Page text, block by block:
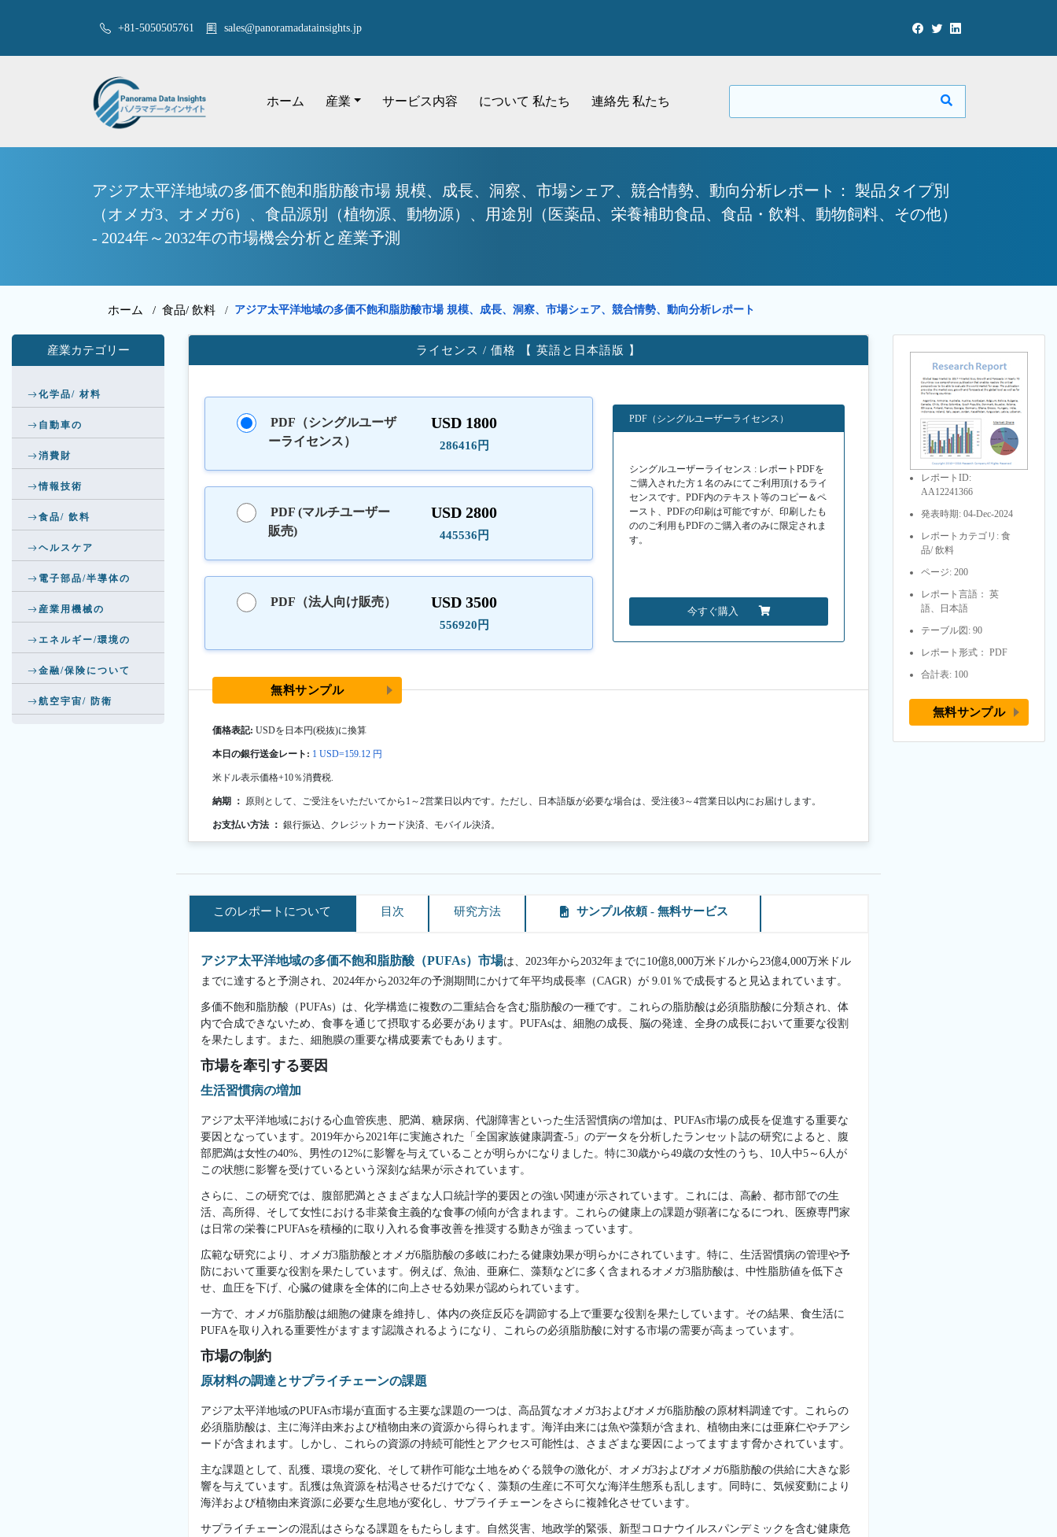
+81-5050505761 sales@panoramadatainsights.jp
ホーム 産業 サービス内容 について 私たち 連絡先 私たち
アジア太平洋地域の多価不飽和脂肪酸市場 規模、成長、洞察、市場シェア、競合情勢、動向分析レポート： 製品タイプ別
（オメガ3、オメガ6）、食品源別（植物源、動物源）、用途別（医薬品、栄養補助食品、食品・飲料、動物飼料、その他）
- 2024年～2032年の市場機会分析と産業予測
ホーム / 食品/ 飲料 / アジア太平洋地域の多価不飽和脂肪酸市場 規模、成長、洞察、市場シェア、競合情勢、動向分析レポート
産業カテゴリー
化学品/ 材料
自動車の
消費財
情報技術
食品/ 飲料
ヘルスケア
電子部品/半導体の
産業用機械の
エネルギー/環境の
金融/保険について
航空宇宙/ 防衛
ライセンス / 価格 【 英語と日本語版 】
PDF（シングルユーザ
ーライセンス）
USD 1800
286416円
PDF (マルチユーザー
販売)
USD 2800
445536円
PDF（法人向け販売） USD 3500
556920円
PDF（シングルユーザーライセンス）
シングルユーザーライセンス : レポートPDFを
ご購入された方１名のみにてご利用頂けるライ
センスです。PDF内のテキスト等のコピー＆ペ
ースト、PDFの印刷は可能ですが、印刷したも
ののご利用もPDFのご購入者のみに限定されま
す。
今すぐ購入
無料サンプル
価格表記: USDを日本円(税抜)に換算
本日の銀行送金レート: 1 USD=159.12 円
米ドル表示価格+10％消費税.
納期 ： 原則として、ご受注をいただいてから1～2営業日以内です。ただし、日本語版が必要な場合は、受注後3～4営業日以内にお届けします。
お支払い方法 ： 銀行振込、クレジットカード決済、モバイル決済。
このレポートについて 目次 研究方法 サンプル依頼 - 無料サービス
アジア太平洋地域の多価不飽和脂肪酸（PUFAs）市場は、2023年から2032年までに10億8,000万米ドルから23億4,000万米ドル
までに達すると予測され、2024年から2032年の予測期間にかけて年平均成長率（CAGR）が 9.01％で成長すると見込まれています。
多価不飽和脂肪酸（PUFAs）は、化学構造に複数の二重結合を含む脂肪酸の一種です。これらの脂肪酸は必須脂肪酸に分類され、体
内で合成できないため、食事を通じて摂取する必要があります。PUFAsは、細胞の成長、脳の発達、全身の成長において重要な役割
を果たします。また、細胞膜の重要な構成要素でもあります。
市場を牽引する要因
生活習慣病の増加
アジア太平洋地域における心血管疾患、肥満、糖尿病、代謝障害といった生活習慣病の増加は、PUFAs市場の成長を促進する重要な
要因となっています。2019年から2021年に実施された「全国家族健康調査-5」のデータを分析したランセット誌の研究によると、腹
部肥満は女性の40%、男性の12%に影響を与えていることが明らかになりました。特に30歳から49歳の女性のうち、10人中5～6人が
この状態に影響を受けているという深刻な結果が示されています。
さらに、この研究では、腹部肥満とさまざまな人口統計学的要因との強い関連が示されています。これには、高齢、都市部での生
活、高所得、そして女性における非菜食主義的な食事の傾向が含まれます。これらの健康上の課題が顕著になるにつれ、医療専門家
は日常の栄養にPUFAsを積極的に取り入れる食事改善を推奨する動きが強まっています。
広範な研究により、オメガ3脂肪酸とオメガ6脂肪酸の多岐にわたる健康効果が明らかにされています。特に、生活習慣病の管理や予
防において重要な役割を果たしています。例えば、魚油、亜麻仁、藻類などに多く含まれるオメガ3脂肪酸は、中性脂肪値を低下さ
せ、血圧を下げ、心臓の健康を全体的に向上させる効果が認められています。
一方で、オメガ6脂肪酸は細胞の健康を維持し、体内の炎症反応を調節する上で重要な役割を果たしています。その結果、食生活に
PUFAを取り入れる重要性がますます認識されるようになり、これらの必須脂肪酸に対する市場の需要が高まっています。
市場の制約
原材料の調達とサプライチェーンの課題
アジア太平洋地域のPUFAs市場が直面する主要な課題の一つは、高品質なオメガ3およびオメガ6脂肪酸の原材料調達です。これらの
必須脂肪酸は、主に海洋由来および植物由来の資源から得られます。海洋由来には魚や藻類が含まれ、植物由来には亜麻仁やチアシ
ードが含まれます。しかし、これらの資源の持続可能性とアクセス可能性は、さまざまな要因によってますます脅かされています。
主な課題として、乱獲、環境の変化、そして耕作可能な土地をめぐる競争の激化が、オメガ3およびオメガ6脂肪酸の供給に大きな影
響を与えています。乱獲は魚資源を枯渇させるだけでなく、藻類の生産に不可欠な海洋生態系も乱します。同時に、気候変動により
海洋および植物由来資源に必要な生息地が変化し、サプライチェーンをさらに複雑化させています。
サプライチェーンの混乱はさらなる課題をもたらします。自然災害、地政学的緊張、新型コロナウイルスパンデミックを含む健康危
レポートID:
AA12241366
発表時期: 04-Dec-2024
レポートカテゴリ: 食
品/ 飲料
ページ: 200
レポート言語： 英
語、日本語
テーブル図: 90
レポート形式： PDF
合計表: 100
無料サンプル